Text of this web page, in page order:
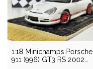
1:18 Minichamps Porsche
911 (996) GT3 RS 2002